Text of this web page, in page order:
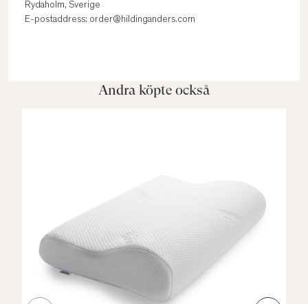
Rydaholm, Sverige
E-postaddress: order@hildinganders.com
Andra köpte också